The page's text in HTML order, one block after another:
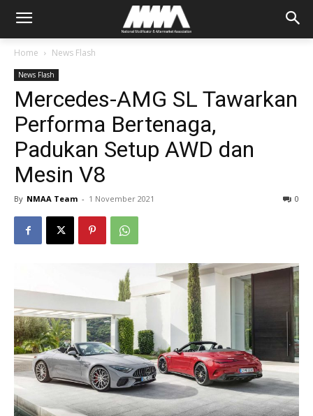
Home News Flash
News Flash
Mercedes-AMG SL Tawarkan
Performa Bertenaga,
Padukan Setup AWD dan
Mesin V8
By NMAA Team - 1 November 2021 0